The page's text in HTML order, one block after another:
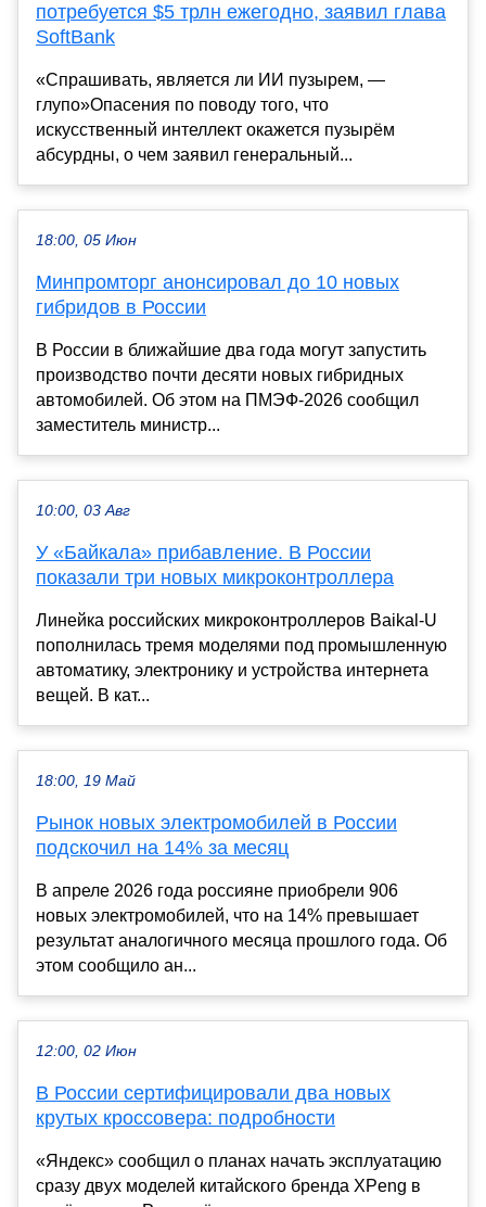
потребуется $5 трлн ежегодно, заявил глава
SoftBank
«Спрашивать, является ли ИИ пузырем, —
глупо»Опасения по поводу того, что
искусственный интеллект окажется пузырём
абсурдны, о чем заявил генеральный...
18:00, 05 Июн
Минпромторг анонсировал до 10 новых
гибридов в России
В России в ближайшие два года могут запустить
производство почти десяти новых гибридных
автомобилей. Об этом на ПМЭФ-2026 сообщил
заместитель министр...
10:00, 03 Авг
У «Байкала» прибавление. В России
показали три новых микроконтроллера
Линейка российских микроконтроллеров Baikal-U
пополнилась тремя моделями под промышленную
автоматику, электронику и устройства интернета
вещей. В кат...
18:00, 19 Май
Рынок новых электромобилей в России
подскочил на 14% за месяц
В апреле 2026 года россияне приобрели 906
новых электромобилей, что на 14% превышает
результат аналогичного месяца прошлого года. Об
этом сообщило ан...
12:00, 02 Июн
В России сертифицировали два новых
крутых кроссовера: подробности
«Яндекс» сообщил о планах начать эксплуатацию
сразу двух моделей китайского бренда XPeng в